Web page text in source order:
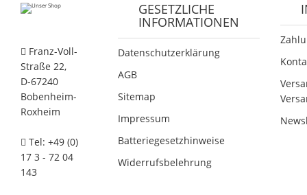
Franz-Voll-
Straße 22,
D-67240
Bobenheim-
Roxheim
Tel: +49 (0)
17 3 - 72 04
143
GESETZLICHE
INFORMATIONEN
Datenschutzerklärung
AGB
Sitemap
Impressum
Batteriegesetzhinweise
Widerrufsbelehrung